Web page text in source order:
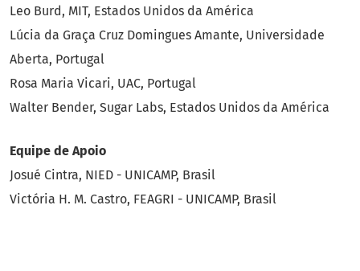
Leo Burd, MIT, Estados Unidos da América
Lúcia da Graça Cruz Domingues Amante, Universidade
Aberta, Portugal
Rosa Maria Vicari, UAC, Portugal
Walter Bender, Sugar Labs, Estados Unidos da América
Equipe de Apoio
Josué Cintra, NIED - UNICAMP, Brasil
Victória H. M. Castro, FEAGRI - UNICAMP, Brasil